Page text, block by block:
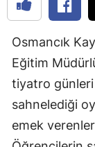
Osmancık
Eğitim
tiyatro
sahnelediği
emek